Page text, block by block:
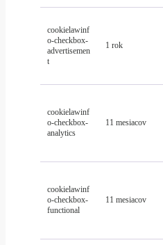
cookielawinf
o-checkbox-
advertisemen
t
1 rok
cookielawinf
o-checkbox-
analytics
11 mesiacov
cookielawinf
o-checkbox-
functional
11 mesiacov